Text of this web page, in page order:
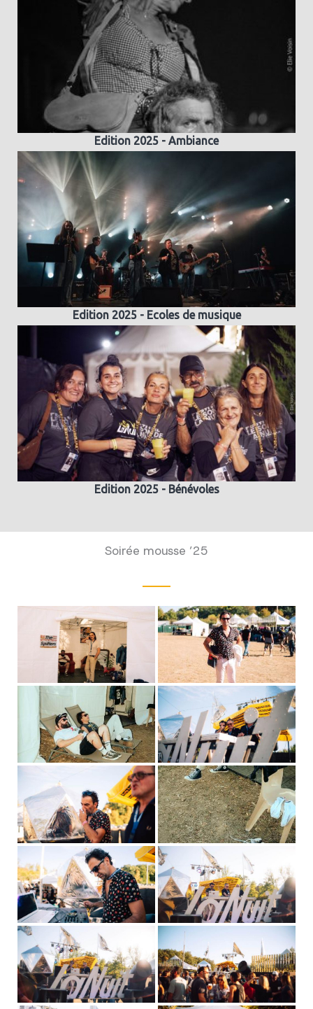
Edition 2025 - Ambiance
Edition 2025 - Ecoles de musique
Edition 2025 - Bénévoles
Soirée mousse ’25